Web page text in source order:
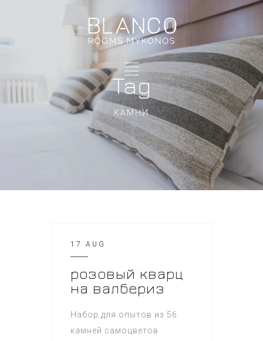
Tag
КАМНИ
17 AUG
розовый кварц
на валбериз
Набор для опытов из 56
камней самоцветов